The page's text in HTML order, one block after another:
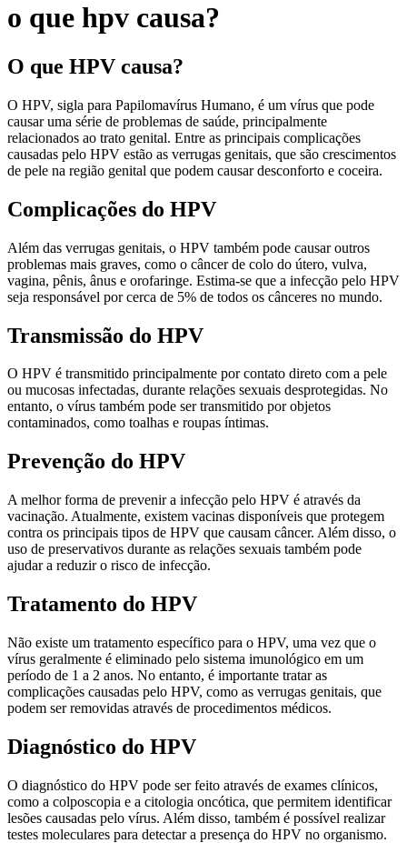
o que hpv causa?
O que HPV causa?
O HPV, sigla para Papilomavírus Humano, é um vírus que pode
causar uma série de problemas de saúde, principalmente
relacionados ao trato genital. Entre as principais complicações
causadas pelo HPV estão as verrugas genitais, que são crescimentos
de pele na região genital que podem causar desconforto e coceira.
Complicações do HPV
Além das verrugas genitais, o HPV também pode causar outros
problemas mais graves, como o câncer de colo do útero, vulva,
vagina, pênis, ânus e orofaringe. Estima-se que a infecção pelo HPV
seja responsável por cerca de 5% de todos os cânceres no mundo.
Transmissão do HPV
O HPV é transmitido principalmente por contato direto com a pele
ou mucosas infectadas, durante relações sexuais desprotegidas. No
entanto, o vírus também pode ser transmitido por objetos
contaminados, como toalhas e roupas íntimas.
Prevenção do HPV
A melhor forma de prevenir a infecção pelo HPV é através da
vacinação. Atualmente, existem vacinas disponíveis que protegem
contra os principais tipos de HPV que causam câncer. Além disso, o
uso de preservativos durante as relações sexuais também pode
ajudar a reduzir o risco de infecção.
Tratamento do HPV
Não existe um tratamento específico para o HPV, uma vez que o
vírus geralmente é eliminado pelo sistema imunológico em um
período de 1 a 2 anos. No entanto, é importante tratar as
complicações causadas pelo HPV, como as verrugas genitais, que
podem ser removidas através de procedimentos médicos.
Diagnóstico do HPV
O diagnóstico do HPV pode ser feito através de exames clínicos,
como a colposcopia e a citologia oncótica, que permitem identificar
lesões causadas pelo vírus. Além disso, também é possível realizar
testes moleculares para detectar a presença do HPV no organismo.